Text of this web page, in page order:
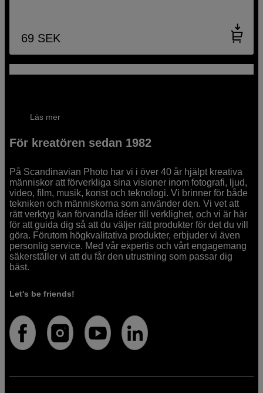
69 SEK
Läs mer
För kreatören sedan 1982
På Scandinavian Photo har vi i över 40 år hjälpt kreativa
människor att förverkliga sina visioner inom fotografi, ljud,
video, film, musik, konst och teknologi. Vi brinner för både
tekniken och människorna som använder den. Vi vet att
rätt verktyg kan förvandla idéer till verklighet, och vi är här
för att guida dig så att du väljer rätt produkter för det du vill
göra. Förutom högkvalitativa produkter, erbjuder vi även
personlig service. Med vår expertis och vårt engagemang
säkerställer vi att du får den utrustning som passar dig
bäst.
Let's be friends!